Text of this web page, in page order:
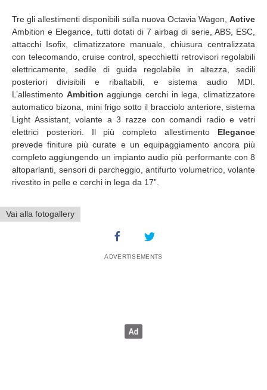
Tre gli allestimenti disponibili sulla nuova Octavia Wagon, Active
Ambition e Elegance, tutti dotati di 7 airbag di serie, ABS, ESC,
attacchi Isofix, climatizzatore manuale, chiusura centralizzata
con telecomando, cruise control, specchietti retrovisori regolabili
elettricamente, sedile di guida regolabile in altezza, sedili
posteriori divisibili e ribaltabili, e sistema audio MDI.
L’allestimento Ambitionaggiunge cerchi in lega, climatizzatore
automatico bizona, mini frigo sotto il bracciolo anteriore, sistema
Light Assistant, volante a 3 razze con comandi radio e vetri
elettrici posteriori. Il più completo allestimento Elegance
prevede finiture più curate e un equipaggiamento ancora più
completo aggiungendo un impianto audio più performante con 8
altoparlanti, sensori di parcheggio, antifurto volumetrico, volante
rivestito in pelle e cerchi in lega da 17”.
Vai alla fotogallery